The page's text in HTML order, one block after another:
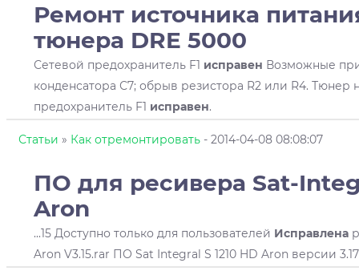
Ремонт источника
тюнера DRE 5000
Сетевой предохранитель F1 исправен Возможные
конденсатора С7; обрыв резистора R2 или R4. Тюнер
предохранитель F1 исправен.
Статьи » Как отремонтировать - 2014-04-08 08:08:07
ПО для ресивера Sat-
Aron
...15 Доступно только для пользователей Исправлена
Aron V3.15.rar ПО Sat Integral S 1210 HD Aron версии